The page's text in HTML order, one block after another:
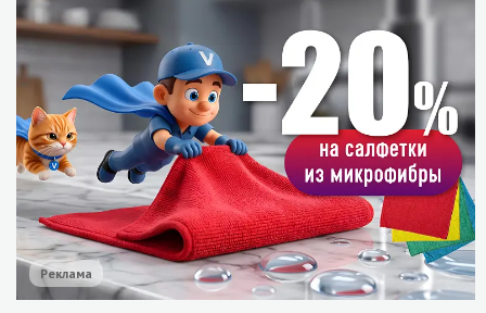
Реклама